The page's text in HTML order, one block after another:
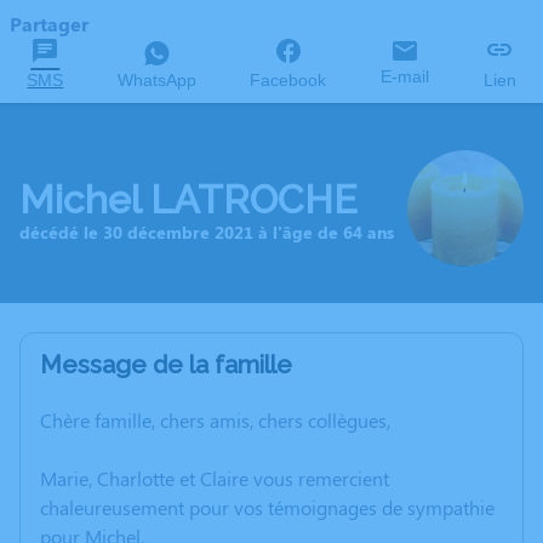
Partager
SMS WhatsApp Facebook E-mail Lien
Michel LATROCHE
décédé le 30 décembre 2021 à l'âge de 64 ans
Message de la famille
Chère famille, chers amis, chers collègues,
Marie, Charlotte et Claire vous remercient
chaleureusement pour vos témoignages de sympathie
pour Michel.